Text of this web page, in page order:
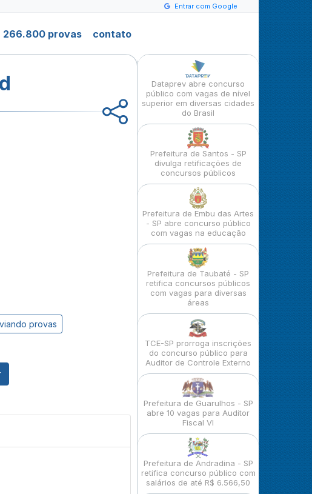
Entrar com Google
266.800 provas contato
provas
Dataprev abre concurso
público com vagas de nível
superior em diversas cidades
do Brasil
Prefeitura de Santos - SP
divulga retificações de
concursos públicos
Prefeitura de Embu das Artes
- SP abre concurso público
com vagas na educação
Prefeitura de Taubaté - SP
retifica concursos públicos
com vagas para diversas
áreas
TCE-SP prorroga inscrições
do concurso público para
Auditor de Controle Externo
Prefeitura de Guarulhos - SP
abre 10 vagas para Auditor
Fiscal VI
Prefeitura de Andradina - SP
retifica concurso público com
salários de até R$ 6.566,50